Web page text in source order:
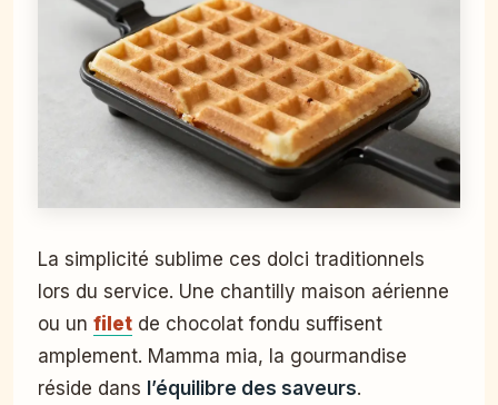
La simplicité sublime ces dolci traditionnels
lors du service. Une chantilly maison aérienne
ou un filet de chocolat fondu suffisent
amplement. Mamma mia, la gourmandise
réside dans l’équilibre des saveurs.